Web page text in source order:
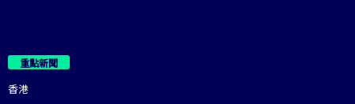
重點新聞
香港